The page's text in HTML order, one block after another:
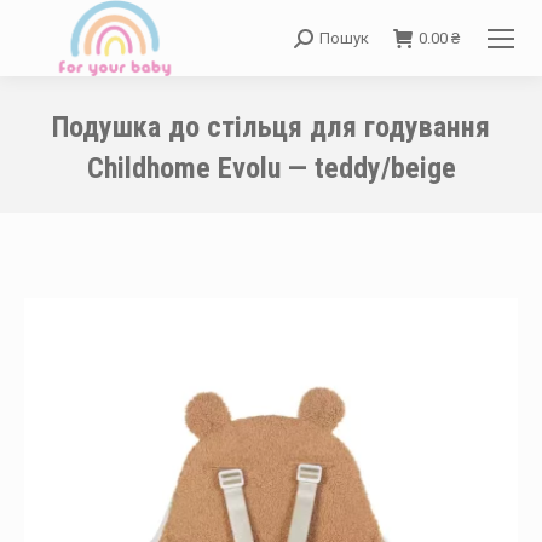
Search:
Пошук 0.00 ₴
Подушка до стільця для годування
Childhome Evolu — teddy/beige